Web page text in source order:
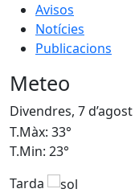
Avisos
Notícies
Publicacions
Meteo
Divendres, 7 d’agost
T.Màx: 33°
T.Min: 23°
Tarda